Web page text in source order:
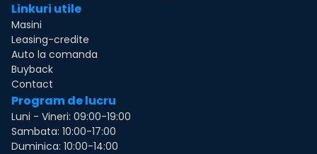
Linkuri utile
Masini
Leasing-credite
Auto la comanda
Buyback
Contact
Program de lucru
Luni - Vineri: 09:00-19:00
Sambata: 10:00-17:00
Duminica: 10:00-14:00